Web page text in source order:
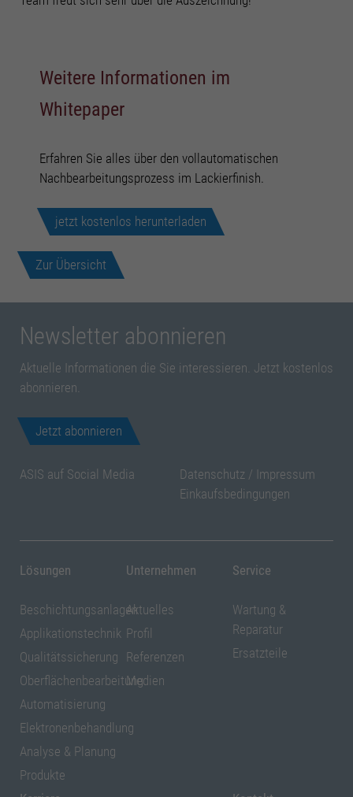
Weitere Informationen im
Whitepaper
Erfahren Sie alles über den vollautomatischen
Nachbearbeitungsprozess im Lackierfinish.
jetzt kostenlos herunterladen
Zur Übersicht
Newsletter abonnieren
Aktuelle Informationen die Sie interessieren. Jetzt kostenlos
abonnieren.
Jetzt abonnieren
ASIS auf Social Media Datenschutz/ Impressum
Einkaufsbedingungen
Lösungen
Beschichtungsanlagen
Applikationstechnik
Qualitätssicherung
Oberflächenbearbeitung
Automatisierung
Elektronenbehandlung
Analyse & Planung
Produkte
Unternehmen
Aktuelles
Profil
Referenzen
Medien
Service
Wartung &
Reparatur
Ersatzteile